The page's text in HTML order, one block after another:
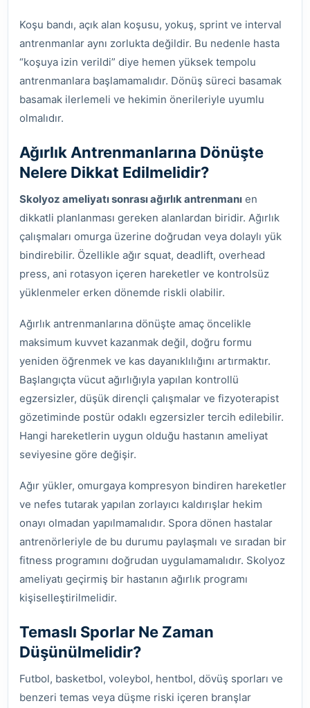
Koşu bandı, açık alan koşusu, yokuş, sprint ve interval
antrenmanlar aynı zorlukta değildir. Bu nedenle hasta
“koşuya izin verildi” diye hemen yüksek tempolu
antrenmanlara başlamamalıdır. Dönüş süreci basamak
basamak ilerlemeli ve hekimin önerileriyle uyumlu
olmalıdır.
Ağırlık Antrenmanlarına Dönüşte
Nelere Dikkat Edilmelidir?
Skolyoz ameliyatı sonrası ağırlık antrenmanı en
dikkatli planlanması gereken alanlardan biridir. Ağırlık
çalışmaları omurga üzerine doğrudan veya dolaylı yük
bindirebilir. Özellikle ağır squat, deadlift, overhead
press, ani rotasyon içeren hareketler ve kontrolsüz
yüklenmeler erken dönemde riskli olabilir.
Ağırlık antrenmanlarına dönüşte amaç öncelikle
maksimum kuvvet kazanmak değil, doğru formu
yeniden öğrenmek ve kas dayanıklılığını artırmaktır.
Başlangıçta vücut ağırlığıyla yapılan kontrollü
egzersizler, düşük dirençli çalışmalar ve fizyoterapist
gözetiminde postür odaklı egzersizler tercih edilebilir.
Hangi hareketlerin uygun olduğu hastanın ameliyat
seviyesine göre değişir.
Ağır yükler, omurgaya kompresyon bindiren hareketler
ve nefes tutarak yapılan zorlayıcı kaldırışlar hekim
onayı olmadan yapılmamalıdır. Spora dönen hastalar
antrenörleriyle de bu durumu paylaşmalı ve sıradan bir
fitness programını doğrudan uygulamamalıdır. Skolyoz
ameliyatı geçirmiş bir hastanın ağırlık programı
kişiselleştirilmelidir.
Temaslı Sporlar Ne Zaman
Düşünülmelidir?
Futbol, basketbol, voleybol, hentbol, dövüş sporları ve
benzeri temas veya düşme riski içeren branşlar